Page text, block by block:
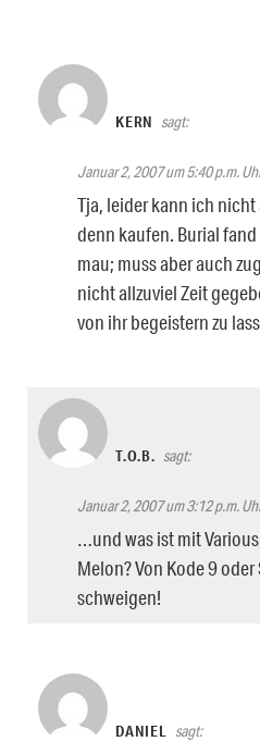
KERN sagt:
Januar 2, 2007 um 5:40 p.m.
Tja, leider kann ich
denn kaufen. Burial
mau; muss aber auch
nicht allzuviel Zeit
von ihr begeistern zu
T.O.B. sagt:
Januar 2, 2007 um 3:12 p.m.
…und was ist mit
Melon? Von Kode 9 oder
schweigen!
DANIEL sagt: